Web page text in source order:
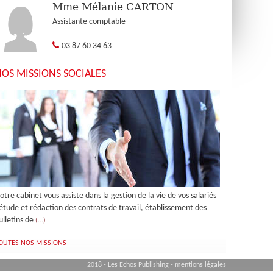
Mme Mélanie CARTON
Assistante comptable
03 87 60 34 63
MISSIONS SOCIALES
cabinet vous assiste dans la gestion de la vie de vos salariés
et rédaction des contrats de travail, établissement des
de (...)
NOS MISSIONS
2018 - Les Echos Publishing - mentions légales